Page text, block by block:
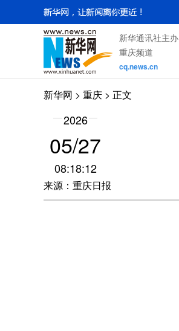
新华通讯社主办
重庆频道
cq.news.cn
新华网 > 重庆 > 正文
2026
05/27
08:18:12
来源：重庆日报